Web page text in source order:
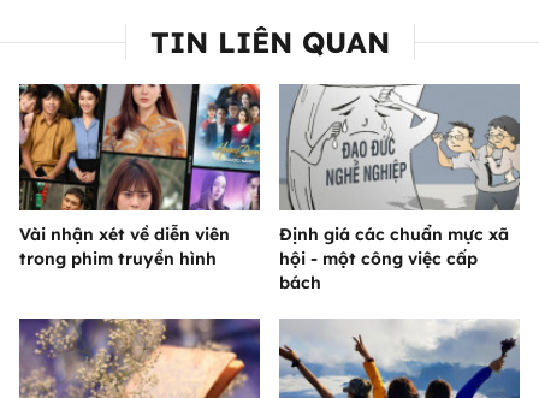
TIN LIÊN QUAN
Vài nhận xét về diễn viên
trong phim truyền hình
Định giá các chuẩn mực xã
hội - một công việc cấp
bách